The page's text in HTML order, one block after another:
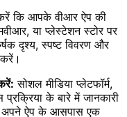
कि आपके वीआर ऐप की
या प्लेस्टेशन स्टोर पर
दृश्य, स्पष्ट विवरण और
सोशल मीडिया प्लेटफॉर्म,
के बारे में जानकारी
अपने ऐप के आसपास एक